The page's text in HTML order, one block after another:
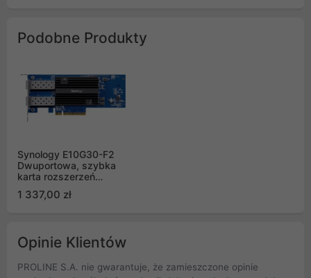
Podobne Produkty
Synology E10G30-F2
Dwuportowa, szybka
karta rozszerzeń
1 337,00 zł
Opinie Klientów
PROLINE S.A. nie gwarantuje, że zamieszczone opinie